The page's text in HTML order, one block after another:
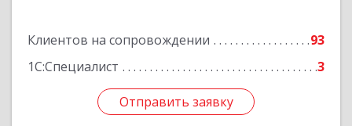
Клиентов на сопровождении
93
1С:Специалист
3
Отправить заявку
Отправить заявку